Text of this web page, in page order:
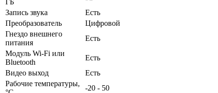
ГБ
Запись звука
Есть
Преобразователь
Цифровой
Гнездо внешнего
питания
Есть
Модуль Wi-Fi или
Bluetooth
Есть
Видео выход
Есть
Рабочие температуры,
-20 - 50